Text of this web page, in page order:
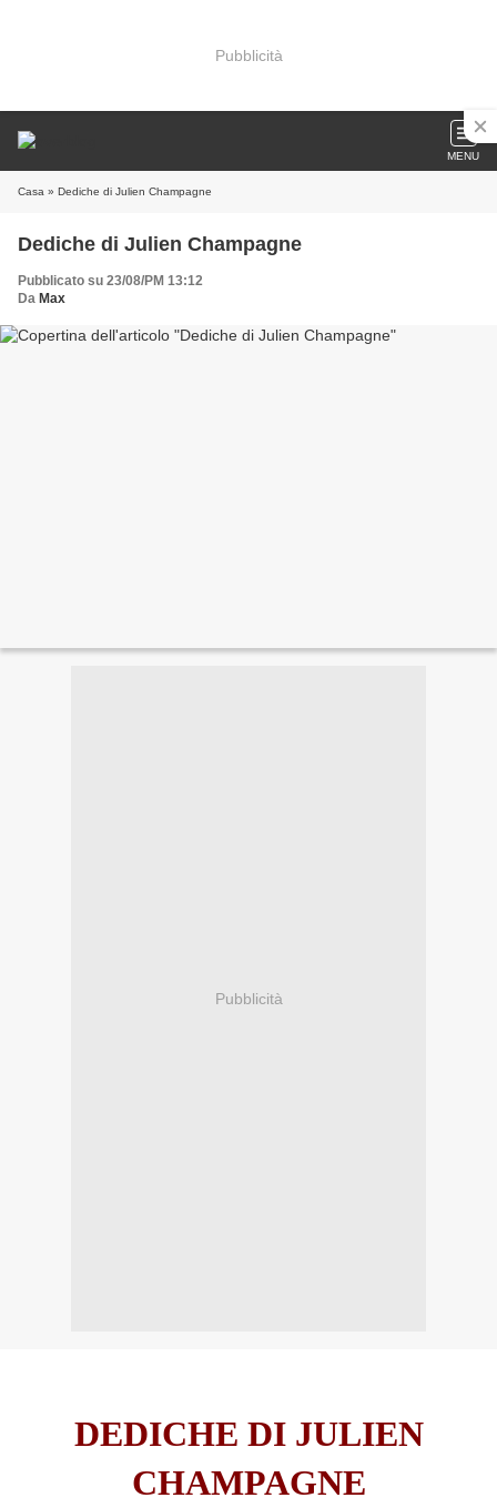
Pubblicità
MENU
Casa » Dediche di Julien Champagne
Dediche di Julien Champagne
Pubblicato su 23/08/PM 13:12
Da Max
Pubblicità
DEDICHE DI JULIEN
CHAMPAGNE